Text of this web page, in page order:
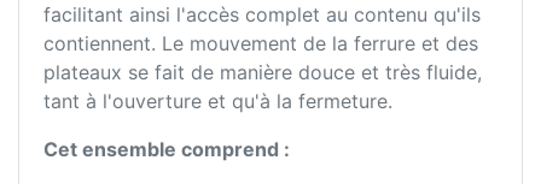
facilitant ainsi l'accès complet au contenu qu'ils
contiennent. Le mouvement de la ferrure et des
plateaux se fait de manière douce et très fluide,
tant à l'ouverture et qu'à la fermeture.
Cet ensemble comprend :